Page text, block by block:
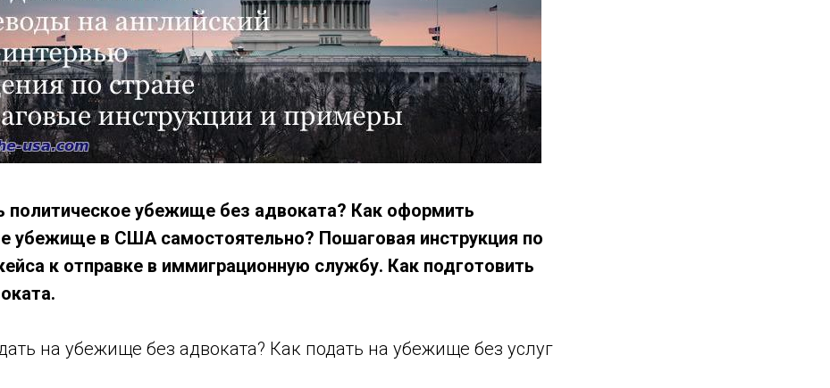
политическое убежище без адвоката? Как оформить
убежище в США самостоятельно? Пошаговая инструкция по
к отправке в иммиграционную службу. Как подготовить
на убежище без адвоката? Как подать на убежище без услуг